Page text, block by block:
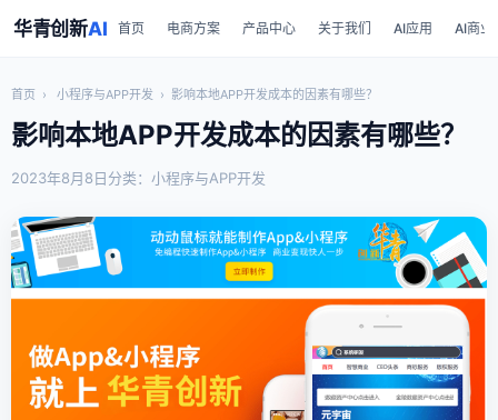
华青创新AI 首页 电商方案 产品中心 关于我们 AI应用 AI商业
首页 › 小程序与APP开发 › 影响本地APP开发成本的因素有哪些？
影响本地APP开发成本的因素有哪些？
2023年8月8日分类：小程序与APP开发